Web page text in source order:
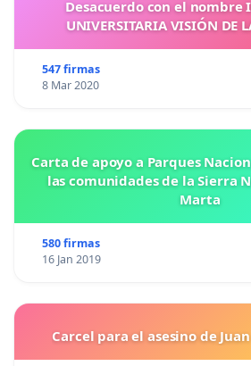
Desacuerdo con el nombre
UNIVERSITARIA VISIÓN DE
547 firmas
8 Mar 2020
Carta de apoyo a Parques
las comunidades de la Sierra
Marta
580 firmas
16 Jan 2019
Carcel para el asesino de